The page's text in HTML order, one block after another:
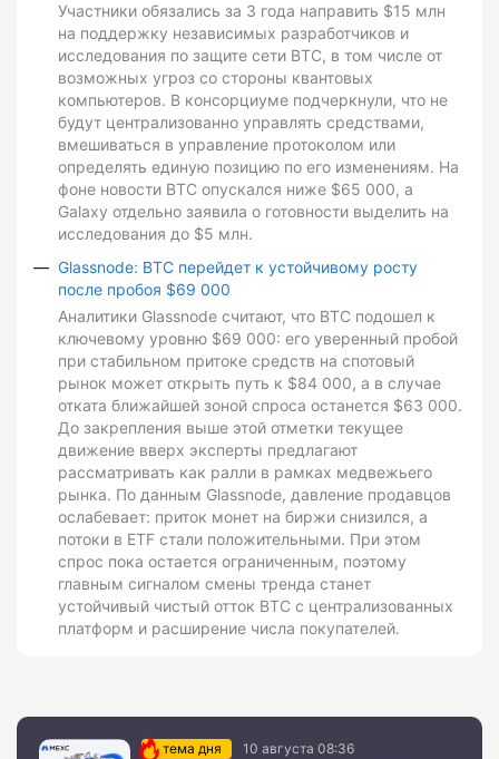
Участники обязались за 3 года направить $15 млн
на поддержку независимых разработчиков и
исследования по защите сети BTC, в том числе от
возможных угроз со стороны квантовых
компьютеров. В консорциуме подчеркнули, что не
будут централизованно управлять средствами,
вмешиваться в управление протоколом или
определять единую позицию по его изменениям. На
фоне новости BTC опускался ниже $65 000, а
Galaxy отдельно заявила о готовности выделить на
исследования до $5 млн.
Glassnode: BTC перейдет к устойчивому росту
после пробоя $69 000
Аналитики Glassnode считают, что BTC подошел к
ключевому уровню $69 000: его уверенный пробой
при стабильном притоке средств на спотовый
рынок может открыть путь к $84 000, а в случае
отката ближайшей зоной спроса останется $63 000.
До закрепления выше этой отметки текущее
движение вверх эксперты предлагают
рассматривать как ралли в рамках медвежьего
рынка. По данным Glassnode, давление продавцов
ослабевает: приток монет на биржи снизился, а
потоки в ETF стали положительными. При этом
спрос пока остается ограниченным, поэтому
главным сигналом смены тренда станет
устойчивый чистый отток BTC с централизованных
платформ и расширение числа покупателей.
тема дня 10 августа 08:36